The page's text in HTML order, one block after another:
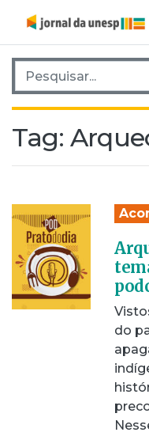
Pesquisar por:
Tag:
do